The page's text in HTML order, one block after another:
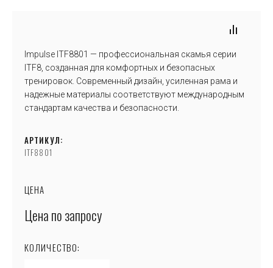
Impulse ITF8801 — профессиональная скамья серии
ITF8, созданная для комфортных и безопасных
тренировок. Современный дизайн, усиленная рама и
надежные материалы соответствуют международным
стандартам качества и безопасности.
АРТИКУЛ:
ITF8801
ЦЕНА
Цена по запросу
КОЛИЧЕСТВО: